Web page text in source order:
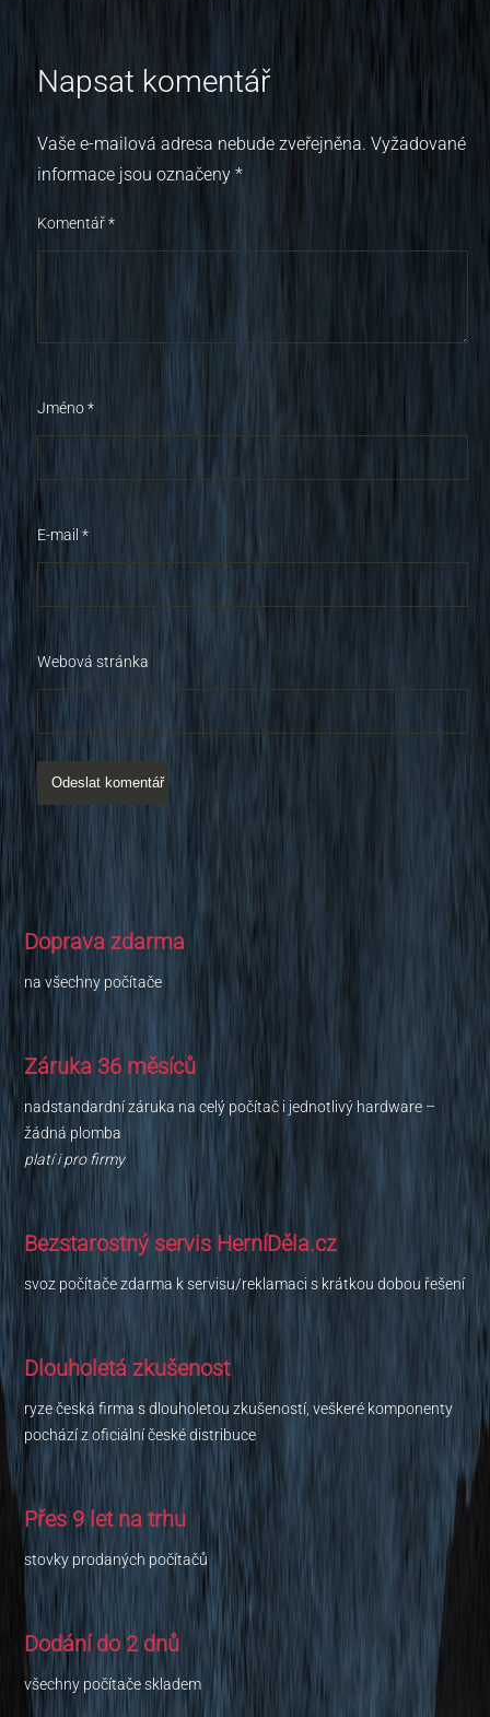
Napsat komentář
Vaše e-mailová adresa nebude zveřejněna. Vyžadované
informace jsou označeny*
Komentář*
Jméno*
E-mail*
Webová stránka
Doprava zdarma
na všechny počítače
Záruka 36 měsíců
nadstandardní záruka na celý počítač i jednotlivý hardware –
žádná plomba
platí i pro firmy
Bezstarostný servis HerníDěla.cz
svoz počítače zdarma k servisu/reklamaci s krátkou dobou řešení
Dlouholetá zkušenost
ryze česká firma s dlouholetou zkušeností, veškeré komponenty
pochází z oficiální české distribuce
Přes 9 let na trhu
stovky prodaných počítačů
Dodání do 2 dnů
všechny počítače skladem